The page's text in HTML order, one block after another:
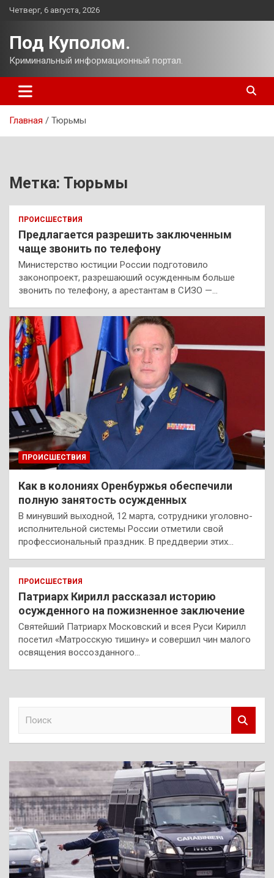
Перейти
Четверг, 6 августа, 2026
Под Куполом.
Криминальный информационный портал.
Главная Тюрьмы
Метка: Тюрьмы
ПРОИСШЕСТВИЯ
Предлагается разрешить заключенным
чаще звонить по телефону
Министерство юстиции России подготовило
законопроект, разрешаюший осужденным больше
звонить по телефону, а арестантам в СИЗО —…
ПРОИСШЕСТВИЯ
Как в колониях Оренбуржья обеспечили
полную занятость осужденных
В минувший выходной, 12 марта, сотрудники уголовно-
исполнительной системы России отметили свой
профессиональный праздник. В преддверии этих…
ПРОИСШЕСТВИЯ
Патриарх Кирилл рассказал историю
осужденного на пожизненное заключение
Святейший Патриарх Московский и всея Руси Кирилл
посетил «Матросскую тишину» и совершил чин малого
освящения воссозданного…
к